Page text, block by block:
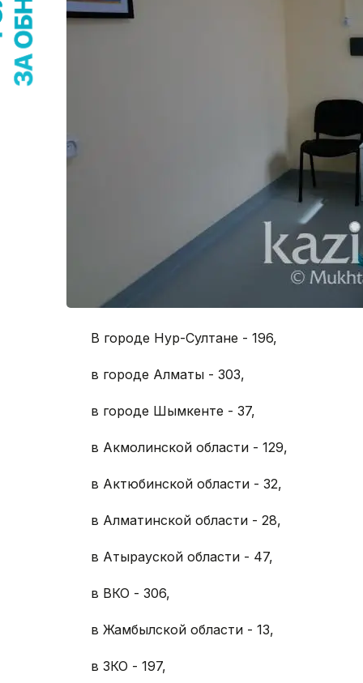
В городе Нур-Султане - 196,
в городе Алматы - 303,
в городе Шымкенте - 37,
в Акмолинской области - 129,
в Актюбинской области - 32,
в Алматинской области - 28,
в Атырауской области - 47,
в ВКО - 306,
в Жамбылской области - 13,
в ЗКО - 197,